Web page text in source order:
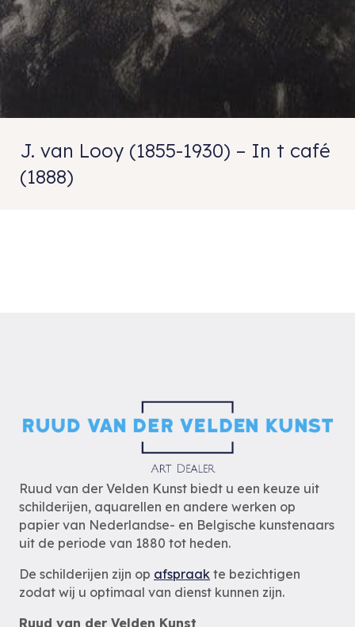
J. van Looy (1855-1930) – In t café
(1888)
Ruud van der Velden Kunst biedt u een keuze uit
schilderijen, aquarellen en andere werken op
papier van Nederlandse- en Belgische kunstenaars
uit de periode van 1880 tot heden.
De schilderijen zijn op afspraak te bezichtigen
zodat wij u optimaal van dienst kunnen zijn.
Ruud van der Velden Kunst